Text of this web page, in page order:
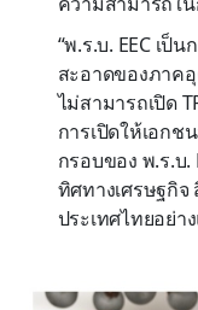
“พ.ร.บ. EEC เป็
สะอาดของภาค
ไม่สามารถเปิด
การเปิดให้เอก
กรอบของ พ.ร.บ.
ทิศทางเศรษฐกิ
ประเทศไทยอย่า